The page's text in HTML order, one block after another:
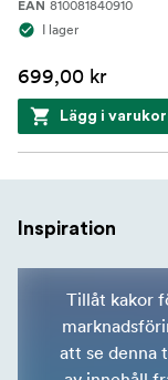
EAN 810081840910
I lager
699,00 kr
Lägg i
Inspiration
Tillåt kakor
att se denna